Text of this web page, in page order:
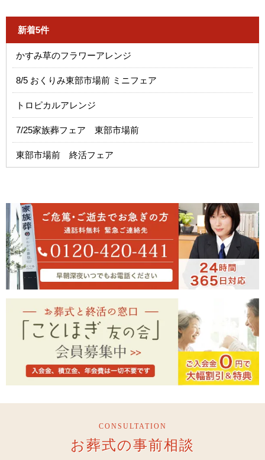
新着5件
かすみ草のフラワーアレンジ
8/5 おくりみ東部市場前 ミニフェア
トロピカルアレンジ
7/25家族葬フェア 東部市場前
東部市場前 終活フェア
CONSULTATION
お葬式の事前相談